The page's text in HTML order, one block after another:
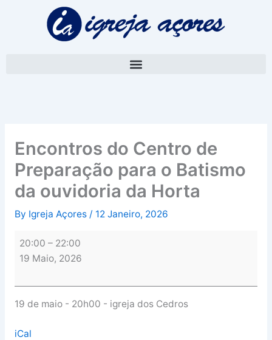
Encontros do Centro de
Preparação para o Batismo
da ouvidoria da Horta
By Igreja Açores / 12 Janeiro, 2026
Encontros
ouvidoria
da
Horta
20:00 – 22:00
19 Maio, 2026
19 de maio - 20h00 - igreja dos Cedros
iCal